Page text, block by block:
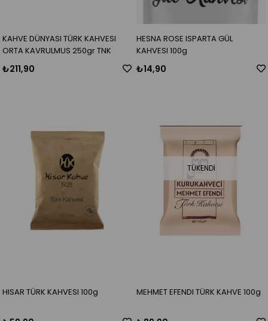
KAHVE DÜNYASI TÜRK KAHVESI
ORTA KAVRULMUS 250gr TNK
₺211,90
HESNA ROSE ISPARTA GÜL
KAHVESI 100g
₺14,90
HISAR TÜRK KAHVESI 100g
TÜKENDI
MEHMET EFENDI TÜRK KAHVE 100g